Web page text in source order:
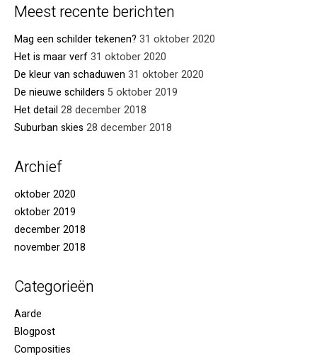
Meest recente berichten
Mag een schilder tekenen? 31 oktober 2020
Het is maar verf31 oktober 2020
De kleur van schaduwen 31 oktober 2020
De nieuwe schilders 5 oktober 2019
Het detail 28 december 2018
Suburban skies 28 december 2018
Archief
oktober 2020
oktober 2019
december 2018
november 2018
Categorieën
Aarde
Blogpost
Composities